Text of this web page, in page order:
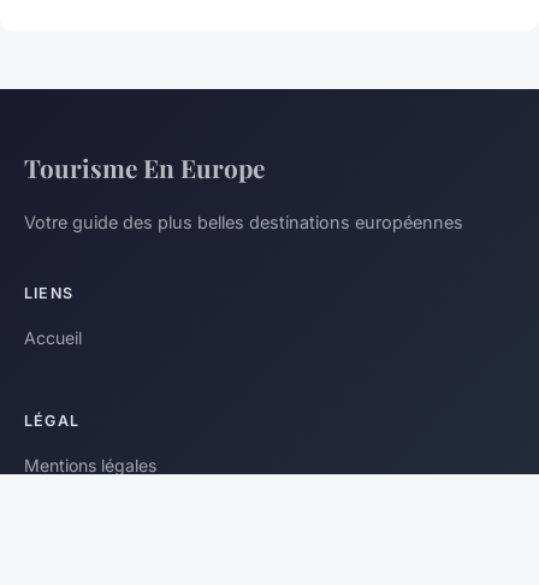
Tourisme En Europe
Votre guide des plus belles destinations européennes
LIENS
Accueil
LÉGAL
Mentions légales